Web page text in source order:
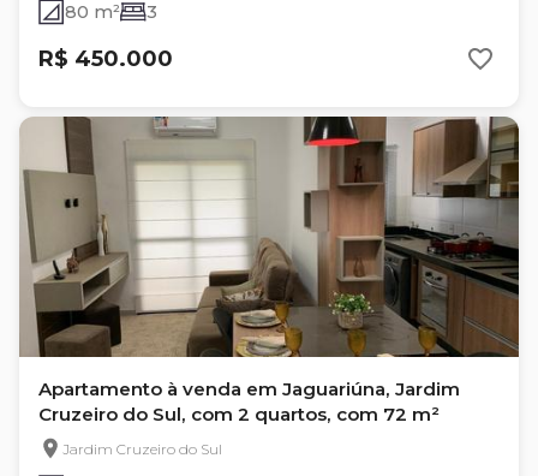
80 m² 3
R$ 450.000
Apartamento à venda em Jaguariúna, Jardim
Cruzeiro do Sul, com 2 quartos, com 72 m²
Jardim Cruzeiro do Sul